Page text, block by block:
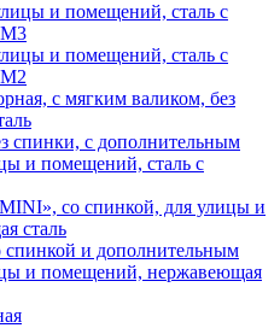
и помещений, сталь с
М3
и помещений, сталь с
М2
с мягким валиком, без
спинки, с дополнительным
и помещений, сталь с
со спинкой, для улицы и
сталь
спинкой и дополнительным
и помещений, нержавеющая